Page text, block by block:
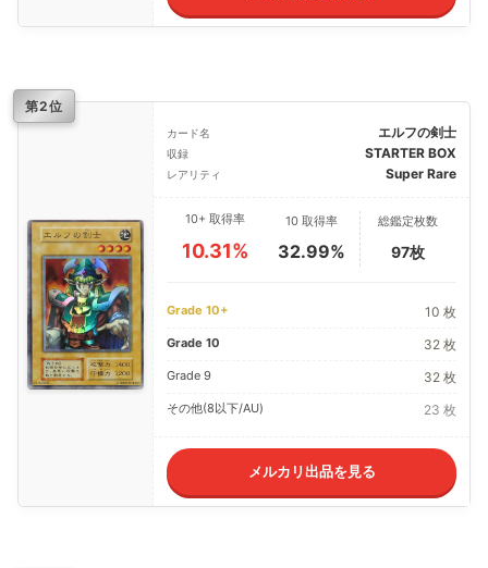
第2位
カード名 エルフの剣士
収録 STARTER BOX
レアリティ Super Rare
10+ 取得率
10.31%
10 取得率
32.99%
総鑑定枚数
97枚
Grade 10+ 10 枚
Grade 10 32 枚
Grade 9 32 枚
その他(8以下/AU) 23 枚
メルカリ出品を見る